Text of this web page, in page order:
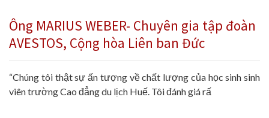
Ông MARIUS WEBER- Chuyên gia tập đoàn
AVESTOS, Cộng hòa Liên ban Đức
“Chúng tôi thật sự ấn tượng về chất lượng của học sinh sinh
viên trường Cao đẳng du lịch Huế. Tôi đánh giá rấ